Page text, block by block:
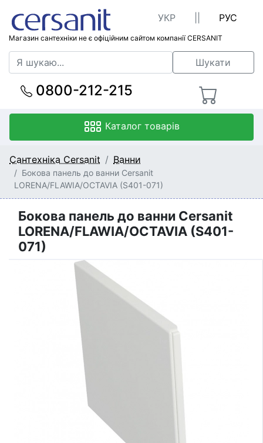
Магазин сантехніки не є офіційним сайтом компанії CERSANIT
УКР РУС
Шукати
0800-212-215
Каталог товарів
Сантехніка Cersanit Ванни
Бокова панель до ванни Cersanit
LORENA/FLAWIA/OCTAVIA (S401-071)
Бокова панель до ванни Cersanit
LORENA/FLAWIA/OCTAVIA (S401-
071)